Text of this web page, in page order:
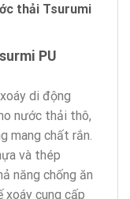
thải Tsurumi
PU
di động
nước thải thô,
mang chất rắn.
và thép
năng chống ăn
xoáy cung cấp